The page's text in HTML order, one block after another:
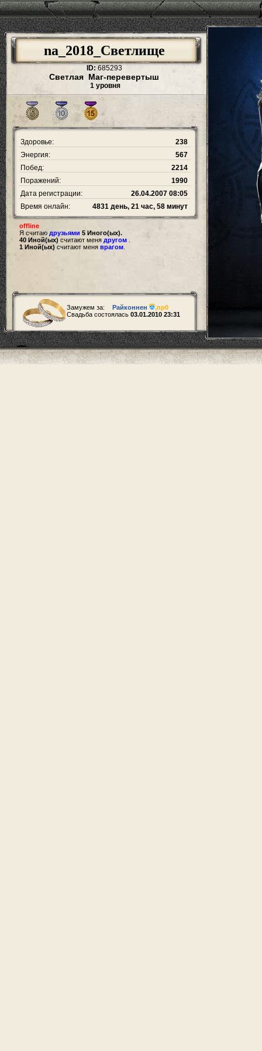
na_2018_Светлище
ID: 685293
Светлая Маг-перевертыш
1 уровня
Здоровье:
238
Энергия:
567
Побед:
2214
Поражений:
1990
Дата регистрации:
26.04.2007 08:05
Время онлайн:
4831 день, 21 час, 58 минут
offline
Я считаю друзьями 5 Иного(ых).
40 Иной(ых) считают меня другом
1 Иной(ых) считают меня врагом
Замужем за: Райконнен ,пр0
Свадьба состоялась 03.01.2010 23:31